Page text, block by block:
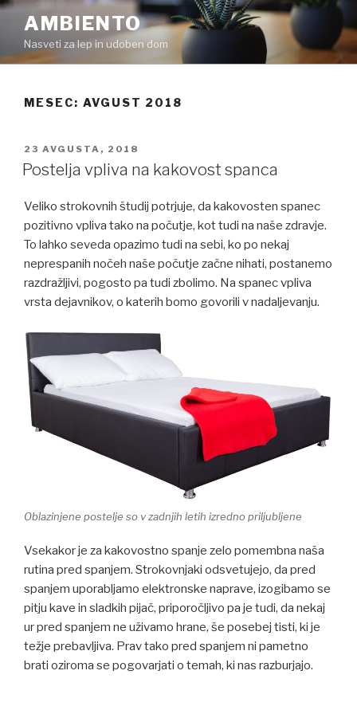
Skoči
vsebino
AMBIENTO
Nasveti za lep in udoben dom
MESEC: AVGUST 2018
OBJAVLJENO
DNE
23 AVGUSTA, 2018
Postelja vpliva na kakovost spanca
Veliko strokovnih študij potrjuje, da kakovosten spanec
pozitivno vpliva tako na počutje, kot tudi na naše zdravje.
To lahko seveda opazimo tudi na sebi, ko po nekaj
neprespanih nočeh naše počutje začne nihati, postanemo
razdražljivi, pogosto pa tudi zbolimo. Na spanec vpliva
vrsta dejavnikov, o katerih bomo govorili v nadaljevanju.
Oblazinjene postelje so v zadnjih letih izredno priljubljene
Vsekakor je za kakovostno spanje zelo pomembna naša
rutina pred spanjem. Strokovnjaki odsvetujejo, da pred
spanjem uporabljamo elektronske naprave, izogibamo se
pitju kave in sladkih pijač, priporočljivo pa je tudi, da nekaj
ur pred spanjem ne uživamo hrane, še posebej tisti, ki je
težje prebavljiva. Prav tako pred spanjem ni pametno
brati oziroma se pogovarjati o temah, ki nas razburjajo.